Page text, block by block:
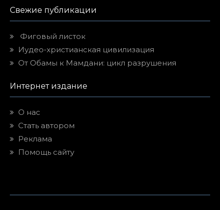
Свежие публикации
Фиговый листок
Иудео-христианская цивилизация
От Обамы к Мамдани: цикл разрушения
Интернет издание
О нас
Стать автором
Реклама
Помощь сайту